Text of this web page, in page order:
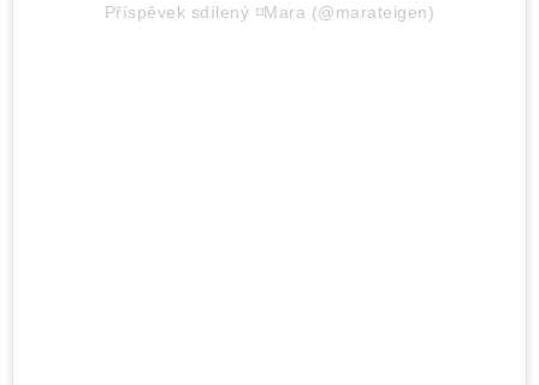
Příspěvek sdílený ◽️Mara (@marateigen)